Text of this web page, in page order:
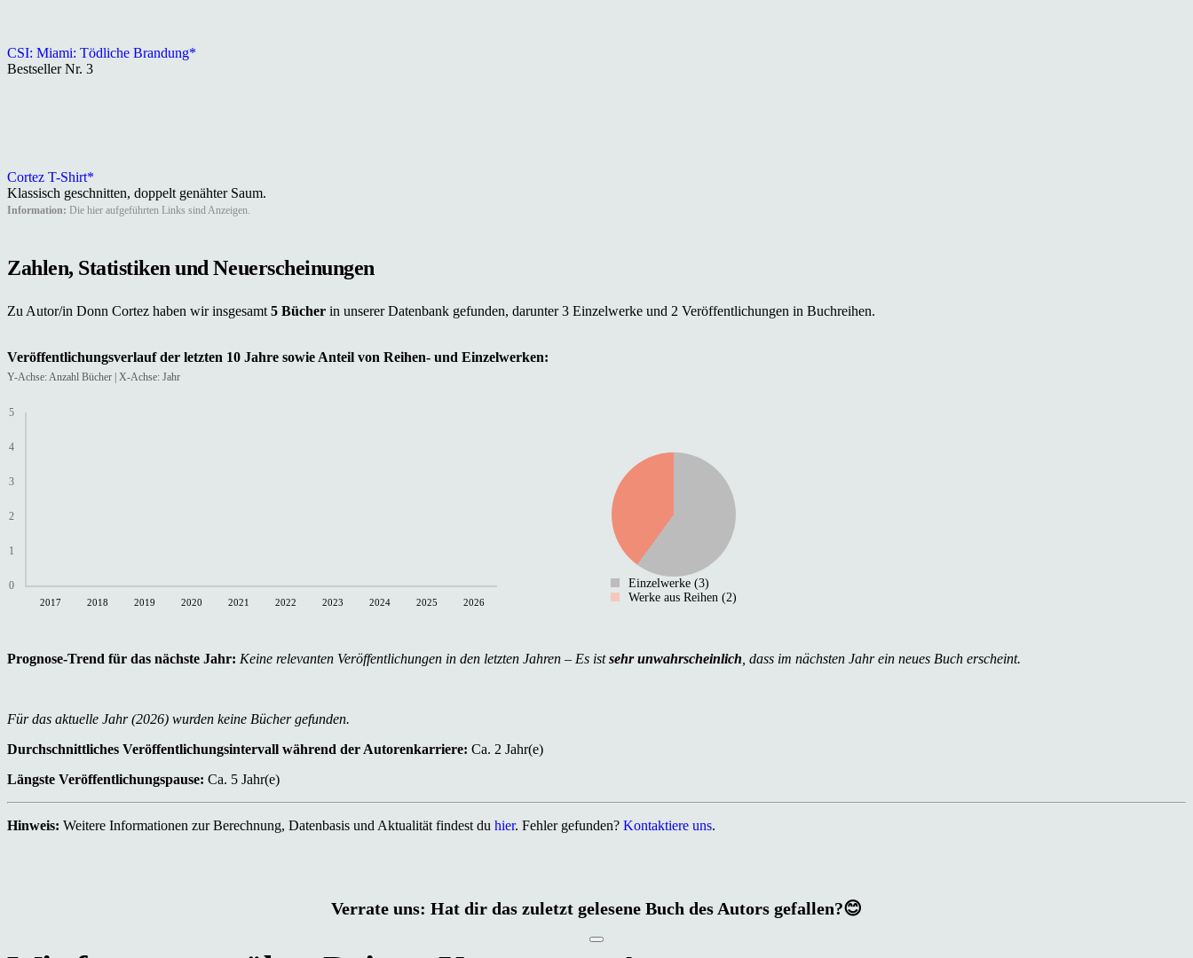
CSI: Miami: Tödliche Brandung*
Bestseller Nr. 3
Cortez T-Shirt*
Klassisch geschnitten, doppelt genähter Saum.
Information: Die hier aufgeführten Links sind Anzeigen.
Zahlen, Statistiken und Neuerscheinungen
Zu Autor/in Donn Cortez haben wir insgesamt 5 Bücher in unserer Datenbank gefunden, darunter 3 Einzelwerke und 2 Veröffentlichungen in Buchreihen.
Veröffentlichungsverlauf der letzten 10 Jahre sowie Anteil von Reihen- und Einzelwerken:
Y-Achse: Anzahl Bücher | X-Achse: Jahr
0
1
2
3
4
5
2017 2018 2019 2020 2021 2022 2023 2024 2025 2026
Einzelwerke (3)
Werke aus Reihen (2)
Prognose-Trend für das nächste Jahr: Keine relevanten Veröffentlichungen in den letzten Jahren – Es istsehr unwahrscheinlich , dass im nächsten Jahr ein neues Buch erscheint.
Für das aktuelle Jahr (2026) wurden keine Bücher gefunden.
Durchschnittliches Veröffentlichungsintervall während der Autorenkarriere: Ca. 2 Jahr(e)
Längste Veröffentlichungspause: Ca. 5 Jahr(e)
Hinweis: Weitere Informationen zur Berechnung, Datenbasis und Aktualität findest du hier. Fehler gefunden? Kontaktiere uns.
Verrate uns: Hat dir das zuletzt gelesene Buch des Autors gefallen?😊